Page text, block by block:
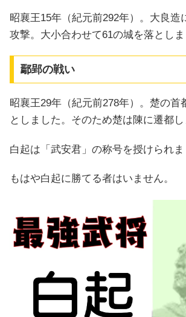
昭襄王15年（紀元前292年）。大良造
攻撃。大小合わせて61の城を落としま
鄢郢の戦い
昭襄王29年（紀元前278年）。楚の首
としました。そのため楚は陳に遷都し
白起は「武安君」の称号を授けられま
もはや白起に勝てる者はいません。